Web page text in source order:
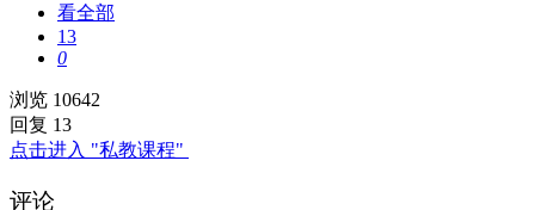
看全部
13
0
浏览 10642
回复 13
点击进入 "私教课程"
评论